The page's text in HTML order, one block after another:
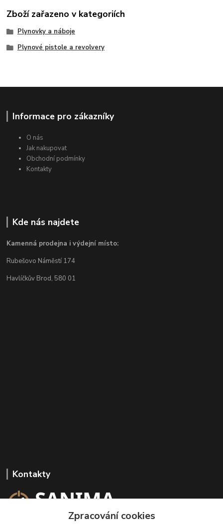
Zboží zařazeno v kategoriích
Plynovky a náboje
Plynové pistole a revolvery
Informace pro zákazníky
O nás
Jak nakupovat
Obchodní podmínky
Kontakty
Kde nás najdete
Kamenná prodejna i výdejní místo:
Rubešovo Náměstí 174
Havlíčkův Brod, 580 01
Kontakty
Zpracování cookies